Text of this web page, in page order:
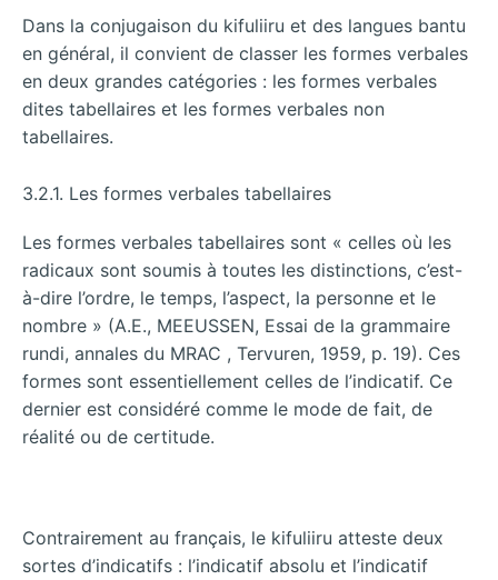
Dans la conjugaison du kifuliiru et des langues bantu
en général, il convient de classer les formes verbales
en deux grandes catégories : les formes verbales
dites tabellaires et les formes verbales non
tabellaires.
3.2.1. Les formes verbales tabellaires
Les formes verbales tabellaires sont « celles où les
radicaux sont soumis à toutes les distinctions, c’est-
à-dire l’ordre, le temps, l’aspect, la personne et le
nombre » (A.E., MEEUSSEN, Essai de la grammaire
rundi, annales du MRAC , Tervuren, 1959, p. 19). Ces
formes sont essentiellement celles de l’indicatif. Ce
dernier est considéré comme le mode de fait, de
réalité ou de certitude.
Contrairement au français, le kifuliiru atteste deux
sortes d’indicatifs : l’indicatif absolu et l’indicatif